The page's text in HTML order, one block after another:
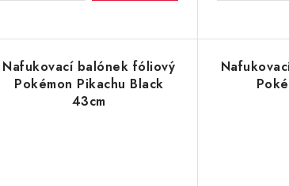
Nafukovací balónek fóliový
Pokémon Pikachu Black
43cm